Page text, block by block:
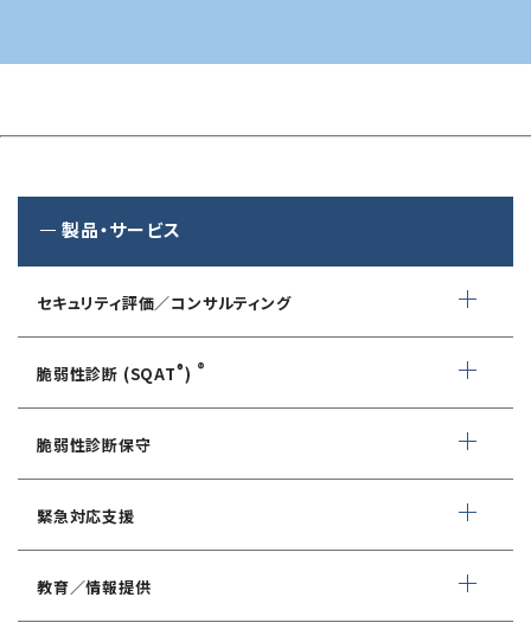
製品・サービス
セキュリティ評価／コンサルティング
情報セキュリティ・アドバイザリ
AIサービス提供者・利用者向け
サイバーセキュリティ対策支援
CSIRT構築／運用支援
脆弱性診断 (SQAT®) ®
WEBアプリケーション脆弱性診断
ネットワーク脆弱性診断
IoTセキュリティ診断
脆弱性診断保守
デイリー自動脆弱性診断
WEBサイトコンテンツ改ざん検知
緊急対応支援
デジタルフォレンジック
緊急対応サービス
教育／情報提供